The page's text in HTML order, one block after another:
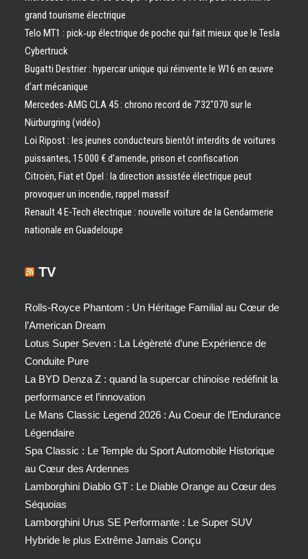
grand tourisme électrique
Telo MT1 : pick‑up électrique de poche qui fait mieux que le Tesla
Cybertruck
Bugatti Destrier : hypercar unique qui réinvente le W16 en œuvre
d’art mécanique
Mercedes-AMG CLA 45 : chrono record de 7’32″070 sur le
Nürburgring (vidéo)
Loi Ripost : les jeunes conducteurs bientôt interdits de voitures
puissantes, 15 000 € d’amende, prison et confiscation
Citroën, Fiat et Opel : la direction assistée électrique peut
provoquer un incendie, rappel massif
Renault 4 E-Tech électrique : nouvelle voiture de la Gendarmerie
nationale en Guadeloupe
TV
Rolls-Royce Phantom : Un Héritage Familial au Cœur de
l’American Dream
Lotus Super Seven : La Légèreté d’une Expérience de
Conduite Pure
La BYD Denza Z : quand la supercar chinoise redéfinit la
performance et l’innovation
Le Mans Classic Legend 2026 : Au Coeur de l’Endurance
Légendaire
Spa Classic : Le Temple du Sport Automobile Historique
au Cœur des Ardennes
Lamborghini Diablo GT : Le Diable Orange au Cœur des
Séquoias
Lamborghini Urus SE Performante : Le Super SUV
Hybride le plus Extrême Jamais Conçu